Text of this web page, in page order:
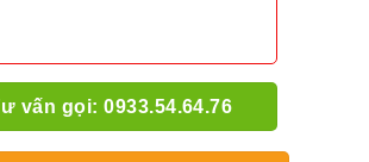
vấn gọi: 0933.54.64.76